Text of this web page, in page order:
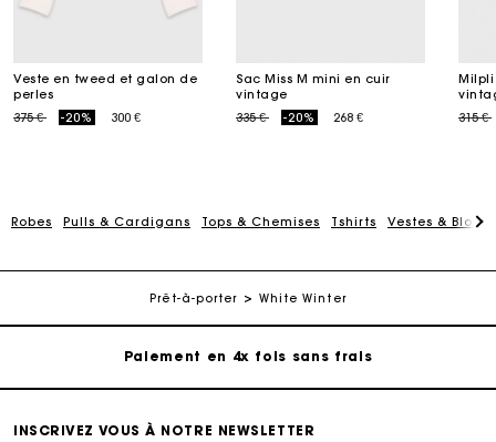
Veste en tweed et galon de
perles
Price reduced from
375 €to -20% 300 €
Sac Miss M mini en cuir
vintage
Price reduced from
335 €to -20% 268 €
Price
315 €
Robes Pulls & Cardigans Tops & Chemises Tshirts Vestes &
Prêt-à-porter White Winter
Carte Cadeau Maje : la meilleure façon d'offrir le
Livraison à domicile offerte sous 2 à 3 jours ouvrés.
Paiement en 4x fois sans frais
Echanges & Retours offerts
INSCRIVEZ VOUS À NOTRE NEWSLETTER